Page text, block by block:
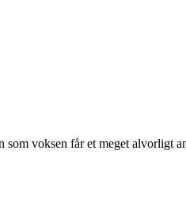
voksen får et meget alvorligt